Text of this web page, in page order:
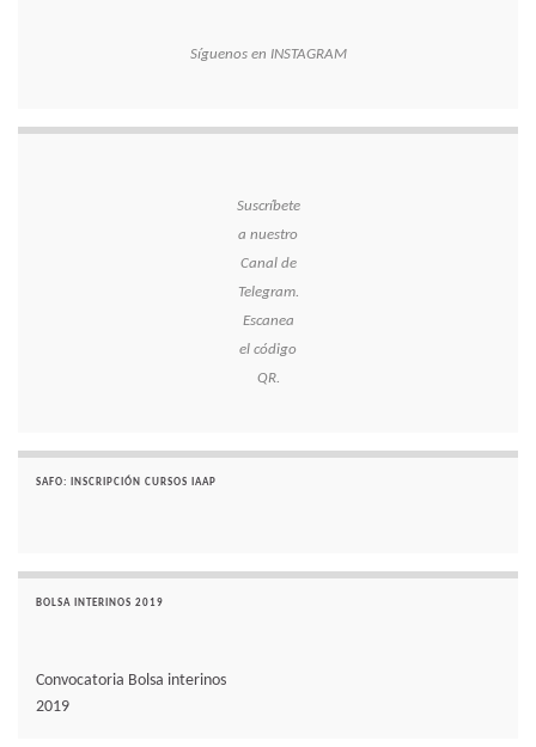
Síguenos en INSTAGRAM
Suscríbete
a nuestro
Canal de
Telegram.
Escanea
el código
QR.
SAFO: INSCRIPCIÓN CURSOS IAAP
BOLSA INTERINOS 2019
Convocatoria Bolsa interinos
2019